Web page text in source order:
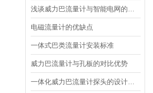
电磁流量计的优缺点
一体式巴类流量计安装标准
威力巴流量计与孔板的对比优势